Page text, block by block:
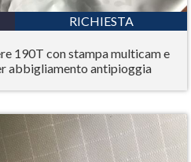
RICHIESTA
190T con stampa multicam e
abbigliamento antipioggia